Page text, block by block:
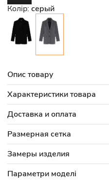
Колір: серый
Опис товару
Характеристики товара
Доставка и оплата
Размерная сетка
Замеры изделия
Параметри моделі